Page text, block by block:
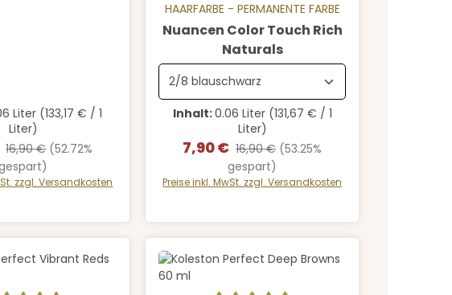
Liter (133,17 € / 1
Liter)
Regulärer Preis:
16,90 € (52.72%
zzgl. Versandkosten
HAARFARBE - PERMANENTE FARBE
Nuancen Color Touch Rich
Naturalsauswählen
Inhalt:0.06 Liter (131,67 € / 1
Liter)
Verkaufspreis:
7,90 € Regulärer Preis:
16,90 € (53.25%
gespart)
Preise inkl. MwSt. zzgl. Versandkosten